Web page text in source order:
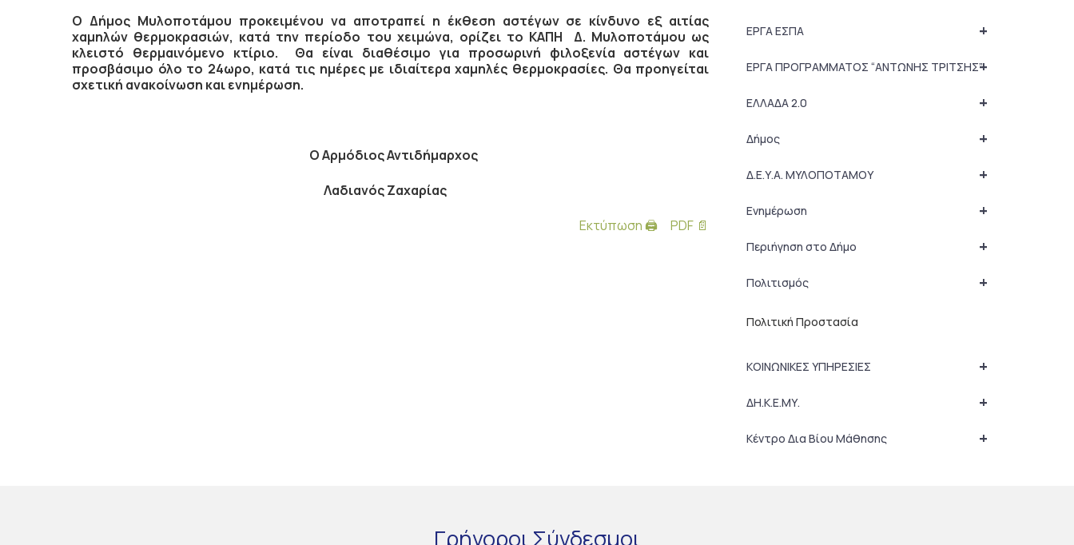
Ο Δήμος Μυλοποτάμου προκειμένου να αποτραπεί η έκθεση αστέγων σε κίνδυνο εξ αιτίας
χαμηλών θερμοκρασιών, κατά την περίοδο του χειμώνα, ορίζει το ΚΑΠΗ Δ. Μυλοποτάμου ως
κλειστό θερμαινόμενο κτίριο. Θα είναι διαθέσιμο για προσωρινή φιλοξενία αστέγων και
προσβάσιμο όλο το 24ωρο, κατά τις ημέρες με ιδιαίτερα χαμηλές θερμοκρασίες. Θα προηγείται
σχετική ανακοίνωση και ενημέρωση.
Ο Αρμόδιος Αντιδήμαρχος
Λαδιανός Ζαχαρίας
Εκτύπωση 🖨
PDF 📄
+
ΕΡΓΑ ΕΣΠΑ
+
ΕΡΓΑ ΠΡΟΓΡΑΜΜΑΤΟΣ “ΑΝΤΩΝΗΣ ΤΡΙΤΣΗΣ”
+
ΕΛΛΑΔΑ 2.0
+
Δήμος
+
Δ.Ε.Υ.Α. ΜΥΛΟΠΟΤΑΜΟΥ
+
Ενημέρωση
+
Περιήγηση στο Δήμο
+
Πολιτισμός
Πολιτική Προστασία
+
ΚΟΙΝΩΝΙΚΕΣ ΥΠΗΡΕΣΙΕΣ
+
ΔΗ.Κ.Ε.ΜΥ.
+
Κέντρο Δια Βίου Μάθησης
ΓρήγοροιΣύνδεσμοι